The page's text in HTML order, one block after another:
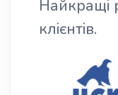
Найкращі
клієнтів.